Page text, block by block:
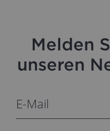
Melden
unseren